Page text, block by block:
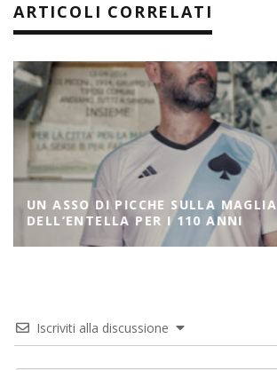
ARTICOLI CORRELATI
UN ASSO DI PICCHE SULLA MAGLIA
DELL’ENTELLA PER I 110 ANNI
Iscriviti alla discussione